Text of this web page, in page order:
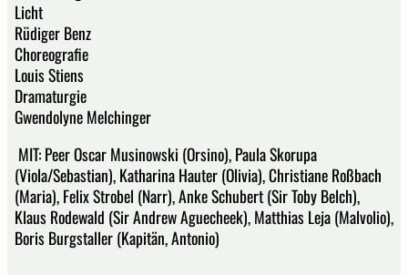
Licht
Rüdiger Benz
Choreografie
Louis Stiens
Dramaturgie
Gwendolyne Melchinger
MIT: Peer Oscar Musinowski (Orsino), Paula Skorupa
(Viola/Sebastian), Katharina Hauter (Olivia), Christiane Roßbach
(Maria), Felix Strobel (Narr), Anke Schubert (Sir Toby Belch),
Klaus Rodewald (Sir Andrew Aguecheek), Matthias Leja (Malvolio),
Boris Burgstaller (Kapitän, Antonio)